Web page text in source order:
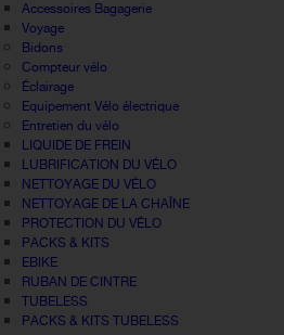
Accessoires Bagagerie
Voyage
Bidons
Compteur vélo
Éclairage
Equipement Vélo électrique
Entretien du vélo
LIQUIDE DE FREIN
LUBRIFICATION DU VÉLO
NETTOYAGE DU VÉLO
NETTOYAGE DE LA CHAÎNE
PROTECTION DU VÉLO
PACKS & KITS
EBIKE
RUBAN DE CINTRE
TUBELESS
PACKS & KITS TUBELESS